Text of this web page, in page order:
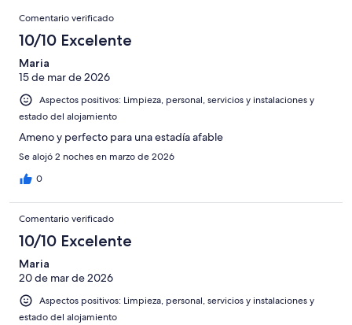
puntuación
Normal
una
puntuación
Mediocre
140
una
puntuación
de
Comentarios
Comentario verificado
10/10 Excelente
Maria
15 de mar de 2026
Aspectos positivos: Limpieza, personal, servicios y instalaciones y
estado del alojamiento
Ameno y perfecto para una estadía afable
Se alojó 2 noches en marzo de 2026
0
Comentario verificado
10/10 Excelente
Maria
20 de mar de 2026
Aspectos positivos: Limpieza, personal, servicios y instalaciones y
estado del alojamiento